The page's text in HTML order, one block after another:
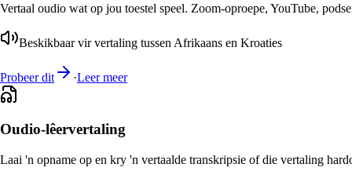
Vertaal oudio wat op jou toestel speel. Zoom-oproepe, YouTube,
Beskikbaar vir vertaling tussen Afrikaans en Kroaties
Probeer dit ·Leer meer
Oudio-lêervertaling
Laai 'n opname op en kry 'n vertaalde transkripsie of die vertaling